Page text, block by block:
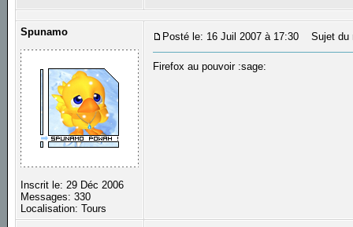
Spunamo
Inscrit le: 29 Déc 2006
Messages: 330
Localisation: Tours
Posté le: 16 Juil 2007 à 17:30 Sujet du
Firefox au pouvoir :sage: